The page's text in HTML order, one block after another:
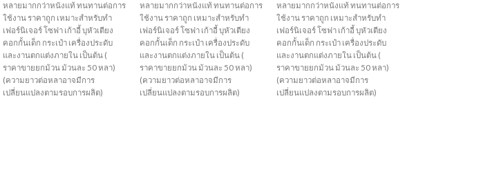
หลายมากกว่าหนังแท้ ทนทานต่อการ
ใช้งาน ราคาถูก เหมาะสำหรับทำ
เฟอร์นิเจอร์ โซฟา เก้าอี้ บุหัวเตียง
คอกกั้นเด็ก กระเป๋า เครื่องประดับ
และงานตกแต่งภายใน เป็นต้น (
ราคาขายยกม้วน ม้วนละ 50 หลา)
(ความยาวต่อหลาอาจมีการ
เปลี่ยนแปลงตามรอบการผลิต)
หลายมากกว่าหนังแท้ ทนทานต่อการ
ใช้งาน ราคาถูก เหมาะสำหรับทำ
เฟอร์นิเจอร์ โซฟา เก้าอี้ บุหัวเตียง
คอกกั้นเด็ก กระเป๋า เครื่องประดับ
และงานตกแต่งภายใน เป็นต้น (
ราคาขายยกม้วน ม้วนละ 50 หลา)
(ความยาวต่อหลาอาจมีการ
เปลี่ยนแปลงตามรอบการผลิต)
หลายมากกว่าหนังแท้ ทนทานต่อการ
ใช้งาน ราคาถูก เหมาะสำหรับทำ
เฟอร์นิเจอร์ โซฟา เก้าอี้ บุหัวเตียง
คอกกั้นเด็ก กระเป๋า เครื่องประดับ
และงานตกแต่งภายใน เป็นต้น (
ราคาขายยกม้วน ม้วนละ 50 หลา)
(ความยาวต่อหลาอาจมีการ
เปลี่ยนแปลงตามรอบการผลิต)